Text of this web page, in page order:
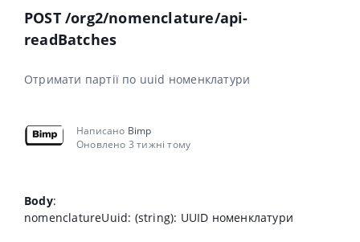
POST /org2/nomenclature/api-
readBatches
Отримати партії по uuid номенклатури
Написано Bimp
Оновлено 3 тижні тому
Body:
nomenclatureUuid: (string): UUID номенклатури